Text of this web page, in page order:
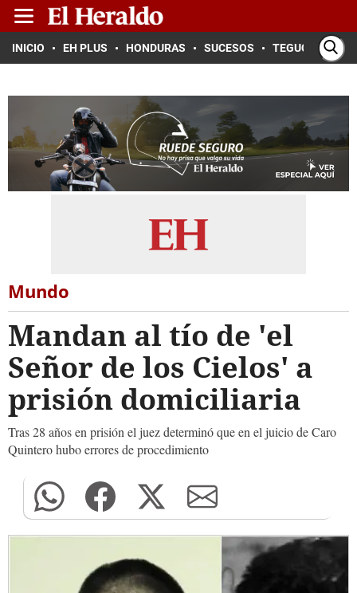
INICIO EH PLUS HONDURAS SUCESOS TEGUCIGALPA
Mundo
Mandan al tío de 'el
Señor de los Cielos' a
prisión domiciliaria
Tras 28 años en prisión el juez determinó que en el juicio de Caro
Quintero hubo errores de procedimiento